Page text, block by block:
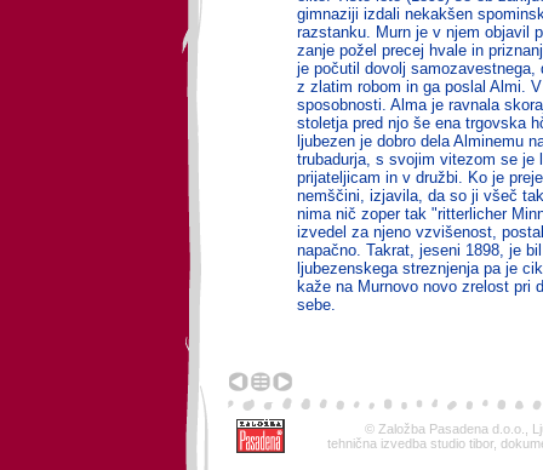
gimnaziji izdali nekakšen
razstanku. Murn je v njem objavil
zanje požel precej hvale in
je počutil dovolj samozavestnega,
z zlatim robom in ga poslal Almi.
sposobnosti. Alma je ravnala
stoletja pred njo še ena trgovska
ljubezen je dobro dela Alminemu
trubadurja, s svojim vitezom se je
prijateljicam in v družbi. Ko je
nemščini, izjavila, da so ji všeč
nima nič zoper tak "ritterlicher
izvedel za njeno vzvišenost,
napačno. Takrat, jeseni 1898, je
ljubezenskega streznjenja pa je
kaže na Murnovo novo zrelost pri
sebe.
© Založba Pasadena d.o.o.,
tehnična izvedba studio tibor,